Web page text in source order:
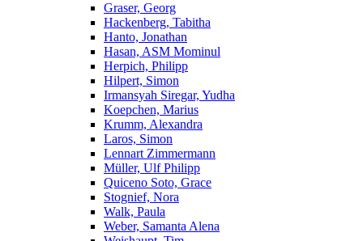
Graser, Georg
Hackenberg, Tabitha
Hanto, Jonathan
Hasan, ASM Mominul
Herpich, Philipp
Hilpert, Simon
Irmansyah Siregar, Yudha
Koepchen, Marius
Krumm, Alexandra
Laros, Simon
Lennart Zimmermann
Müller, Ulf Philipp
Quiceno Soto, Grace
Stognief, Nora
Walk, Paula
Weber, Samanta Alena